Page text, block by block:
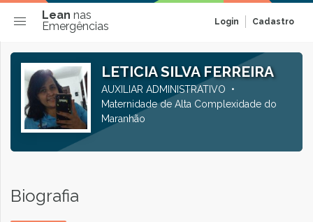
Lean nas
Emergências
Login Cadastro
LETICIA SILVA FERREIRA
AUXILIAR ADMINISTRATIVO
Maternidade de Alta Complexidade do
Maranhão
Biografia